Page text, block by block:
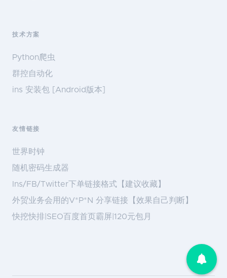
技术方案
Python爬虫
群控自动化
ins 安装包 [Android版本]
友情链接
世界时钟
随机密码生成器
Ins/FB/Twitter下单链接格式【建议收藏】
外贸业务会用的V*P*N 分享链接【效果自己判断】
快挖快排|SEO百度首页霸屏|120元包月